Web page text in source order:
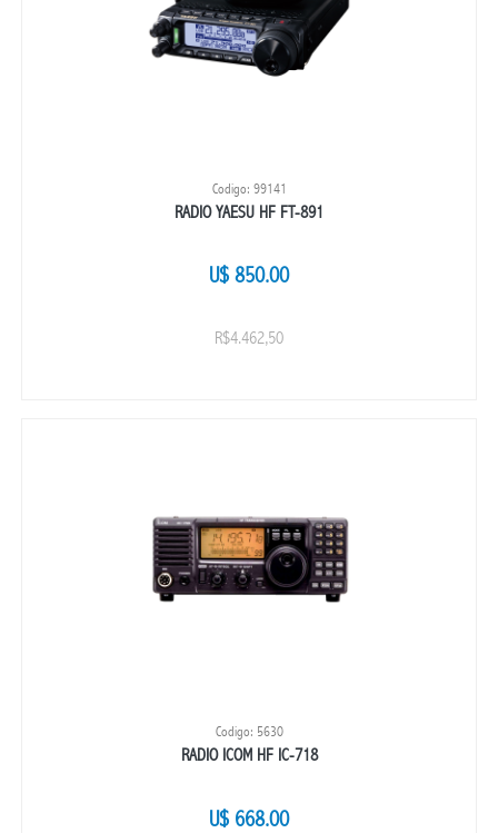
Codigo: 99141
RADIO YAESU HF FT-891
U$ 850.00
R$4.462,50
Codigo: 5630
RADIO ICOM HF IC-718
U$ 668.00